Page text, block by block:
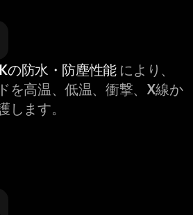
の防水・防塵性能により、
を高温、低温、衝撃、X線か
します。